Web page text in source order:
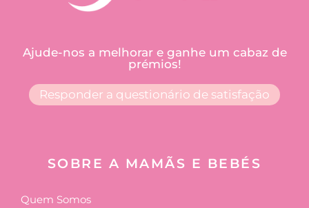
Ajude-nos a melhorar e ganhe um cabaz de
prémios!
Responder a questionário de satisfação
SOBRE A MAMÃS E BEBÉS
Quem Somos